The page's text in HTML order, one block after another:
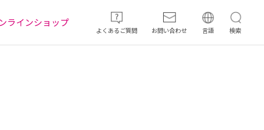
ラインショップ
よくあるご質問 お問い合わせ 言語 検索